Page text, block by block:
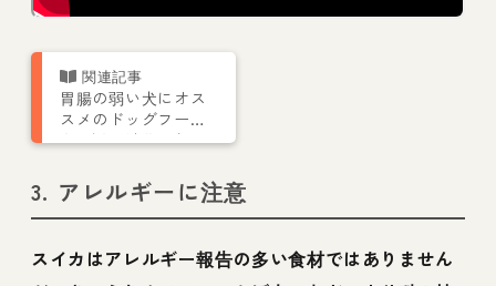
胃腸の弱い犬にオス
スメのドッグフード
を解説 消化吸収に
アまで
3. アレルギーに注意
スイカはアレルギー報告の多い食材ではありません